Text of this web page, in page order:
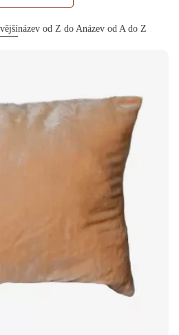
název od Z do Anázev od A do Z